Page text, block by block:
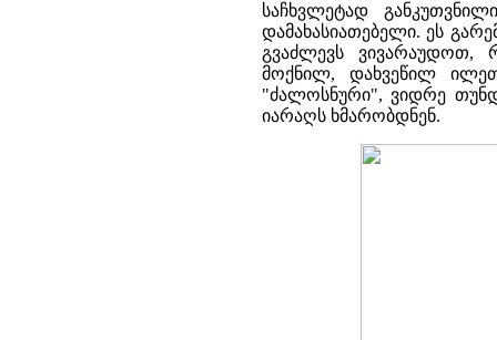
საჩხვლეტად
დამახასიათებელი. ეს
გვაძლევს ვივარაუდოთ,
მოქნილ, დახვეწილ
"ძალოსნური", ვიდრე
იარაღს ხმარობდნენ.